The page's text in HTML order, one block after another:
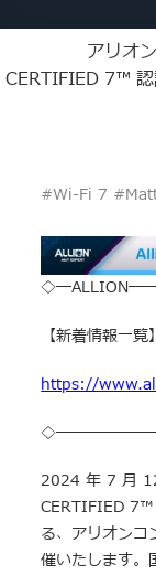
アリオ
CERTIFIED 7™
#Wi-Fi 7
【新着情報一覧】
https://
2024 年 7 月
CERTIFIED 7™
る、アリオンコ
催いたします。